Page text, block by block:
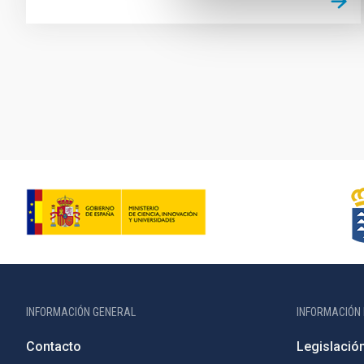
INFORMACIÓN GENERAL
Contacto
INFORMACIÓN